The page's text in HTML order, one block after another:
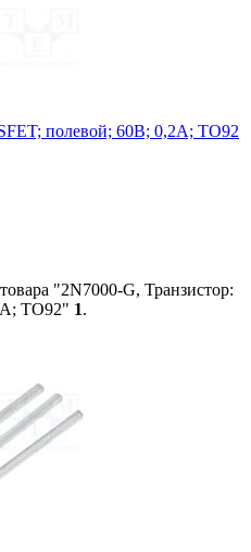
полевой; 60В; 0,2А; TO92
"2N7000-G, Транзистор:
TO92" 1.